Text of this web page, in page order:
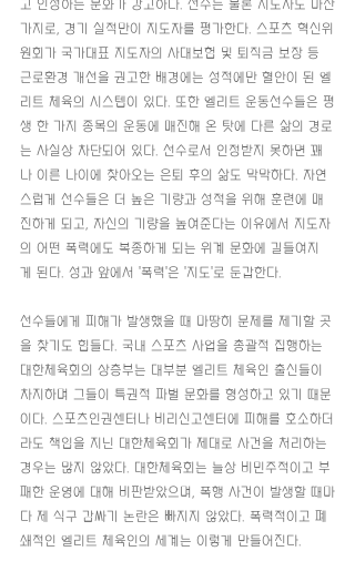
고 인정하는 문화가 강고하다. 선수는 물론 지도자도 마찬
가지로, 경기 실적만이 지도자를 평가한다. 스포츠 혁신위
원회가 국가대표 지도자의 사대보험 및 퇴직금 보장 등
근로환경 개선을 권고한 배경에는 성적에만 혈안이 된 엘
리트 체육의 시스템이 있다. 또한 엘리트 운동선수들은 평
생 한 가지 종목의 운동에 매진해 온 탓에 다른 삶의 경로
는 사실상 차단되어 있다. 선수로서 인정받지 못하면 꽤
나 이른 나이에 찾아오는 은퇴 후의 삶도 막막하다. 자연
스럽게 선수들은 더 높은 기량과 성적을 위해 훈련에 매
진하게 되고, 자신의 기량을 높여준다는 이유에서 지도자
의 어떤 폭력에도 복종하게 되는 위계 문화에 길들여지
게 된다. 성과 앞에서 '폭력'은 '지도'로 둔갑한다.
선수들에게 피해가 발생했을 때 마땅히 문제를 제기할 곳
을 찾기도 힘들다. 국내 스포츠 사업을 총괄적 집행하는
대한체육회의 상층부는 대부분 엘리트 체육인 출신들이
차지하며 그들이 특권적 파벌 문화를 형성하고 있기 때문
이다. 스포츠인권센터나 비리신고센터에 피해를 호소하더
라도 책임을 지닌 대한체육회가 제대로 사건을 처리하는
경우는 많지 않았다. 대한체육회는 늘상 비민주적이고 부
패한 운영에 대해 비판받았으며, 폭행 사건이 발생할 때마
다 제 식구 감싸기 논란은 빠지지 않았다. 폭력적이고 폐
쇄적인 엘리트 체육인의 세계는 이렇게 만들어진다.